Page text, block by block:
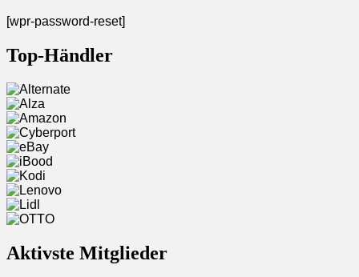
[wpr-password-reset]
Top-Händler
Aktivste Mitglieder